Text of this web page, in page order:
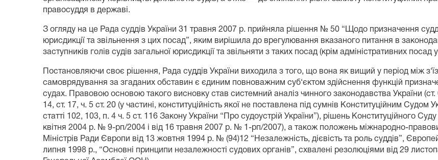
правосуддя в державі.
З огляду на це Рада суддів України 31 травня 2007 р. прийняла рішення № 50 “Щодо призначення
юрисдикції та звільнення з цих посад”, яким вирішила до врегулювання вказаного питання в
заступників голів судів загальної юрисдикції та звільняти з таких посад (крім адміністративних
Постановляючи своє рішення, Рада суддів України виходила з того, що вона як вищий у період між
самоврядування за згаданих обставин є єдиним повноважним суб‘єктом здійснення функцій
судах. Правовою основою такого висновку став системний аналіз чинного законодавства України (ст.
14, ст. 17, ч. 5 ст. 20 (у частині, конституційність якої не поставлена під сумнів Конституційним Судом
статті 102, 103, п. 4 ч. 5 ст. 116 Закону України “Про судоустрій України”), рішень Конституційного
квітня 2004 р. № 9-рп/2004 і від 16 травня 2007 р. № 1-рп/2007), а також положень міжнародно-
Міністрів Ради Європи від 13 жовтня 1994 р. № (94)12 “Незалежність, дієвість та роль суддів”,
липня 1998 р., “Основні принципи незалежності судових органів”, схвалені резолюціями від 29